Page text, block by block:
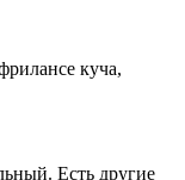
куча,
Есть другие